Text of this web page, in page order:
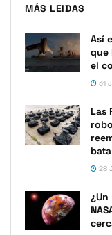
MÁS LEIDAS
Así
que
el
31
Las
28